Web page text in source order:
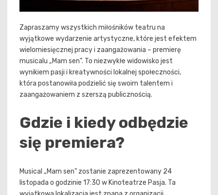
Zapraszamy wszystkich miłośników teatru na
wyjątkowe wydarzenie artystyczne, które jest efektem
wielomiesięcznej pracy i zaangażowania – premierę
musicalu „Mam sen”. To niezwykłe widowisko jest
wynikiem pasji i kreatywności lokalnej społeczności,
która postanowiła podzielić się swoim talentem i
zaangażowaniem z szerszą publicznością.
Gdzie i kiedy odbędzie
się premiera?
Musical „Mam sen” zostanie zaprezentowany 24
listopada o godzinie 17:30 w Kinoteatrze Pasja. Ta